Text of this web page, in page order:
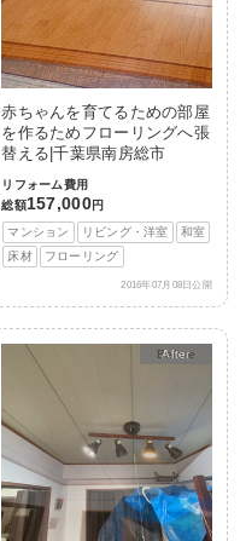
赤ちゃんを育てるための部屋
を作るためフローリングへ張
替える|千葉県南房総市
リフォーム費用
総額157,000円
マンション
リビング・洋室
和室
床材
フローリング
2016年07月08日公開
After